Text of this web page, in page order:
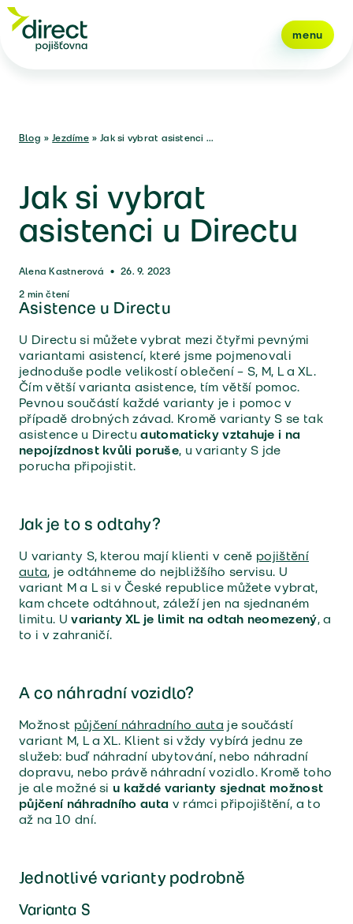
menu
Blog » Jezdíme » Jak si vybrat asistenci ...
Jak si vybrat
asistenci u Directu
Alena Kastnerová • 26. 9. 2023
2 min čtení
Asistence u Directu
U Directu si můžete vybrat mezi čtyřmi pevnými
variantami asistencí, které jsme pojmenovali
jednoduše podle velikostí oblečení – S, M, L a XL.
Čím větší varianta asistence, tím větší pomoc.
Pevnou součástí každé varianty je i pomoc v
případě drobných závad. Kromě varianty S se tak
asistence u Directuautomaticky vztahuje i na
nepojízdnost kvůli poruše, u varianty S jde
porucha připojistit.
Jak je to s odtahy?
U varianty S, kterou mají klienti v ceně pojištění
auta, je odtáhneme do nejbližšího servisu. U
variant M a L si v České republice můžete vybrat,
kam chcete odtáhnout, záleží jen na sjednaném
limitu. Uvarianty XL je limit na odtah neomezený, a
to i v zahraničí.
A co náhradní vozidlo?
Možnost půjčení náhradního auta je součástí
variant M, L a XL. Klient si vždy vybírá jednu ze
služeb: buď náhradní ubytování, nebo náhradní
dopravu, nebo právě náhradní vozidlo. Kromě toho
je ale možné si u každé varianty sjednat možnost
půjčení náhradního auta v rámci připojištění, a to
až na 10 dní.
Jednotlivé varianty podrobně
Varianta S